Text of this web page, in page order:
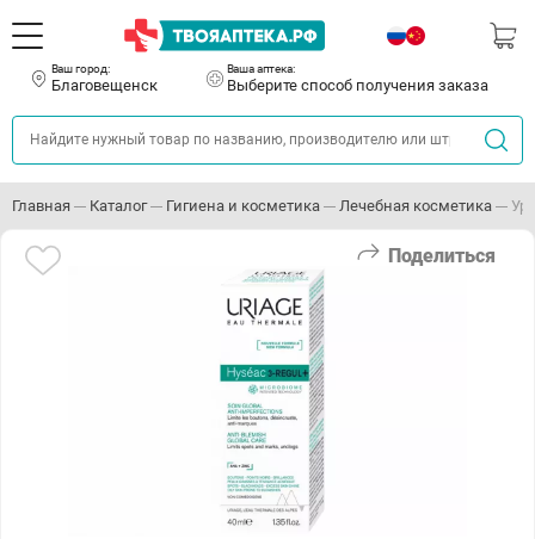
Ваш город:
Благовещенск
Ваша аптека:
Выберите способ получения заказа
Главная Каталог Гигиена и косметика Лечебная косметика
Поделиться